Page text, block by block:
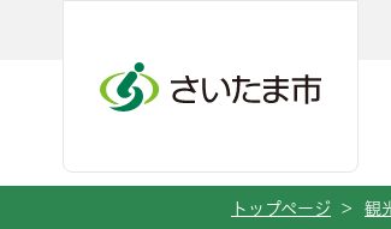
トップページ > 観